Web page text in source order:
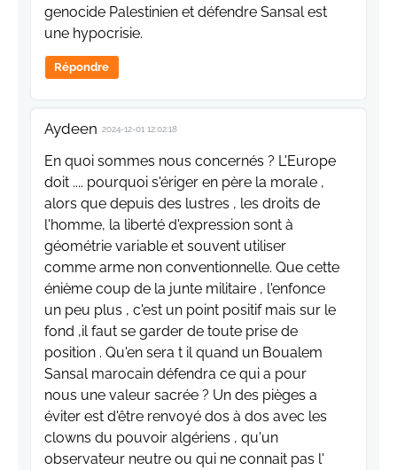
genocide Palestinien et défendre Sansal est
une hypocrisie.
Répondre
Aydeen 2024-12-01 12:02:18
En quoi sommes nous concernés ? L'Europe
doit .... pourquoi s'ériger en père la morale ,
alors que depuis des lustres , les droits de
l'homme, la liberté d'expression sont à
géométrie variable et souvent utiliser
comme arme non conventionnelle. Que cette
énième coup de la junte militaire , l'enfonce
un peu plus , c'est un point positif mais sur le
fond ,il faut se garder de toute prise de
position . Qu'en sera t il quand un Boualem
Sansal marocain défendra ce qui a pour
nous une valeur sacrée ? Un des pièges a
éviter est d'être renvoyé dos à dos avec les
clowns du pouvoir algériens , qu'un
observateur neutre ou qui ne connait pas l'